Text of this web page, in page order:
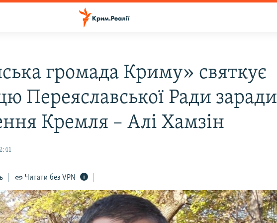
громада Криму» святкує
Переяславської Ради заради
Кремля – Алі Хамзін
Читати без VPN